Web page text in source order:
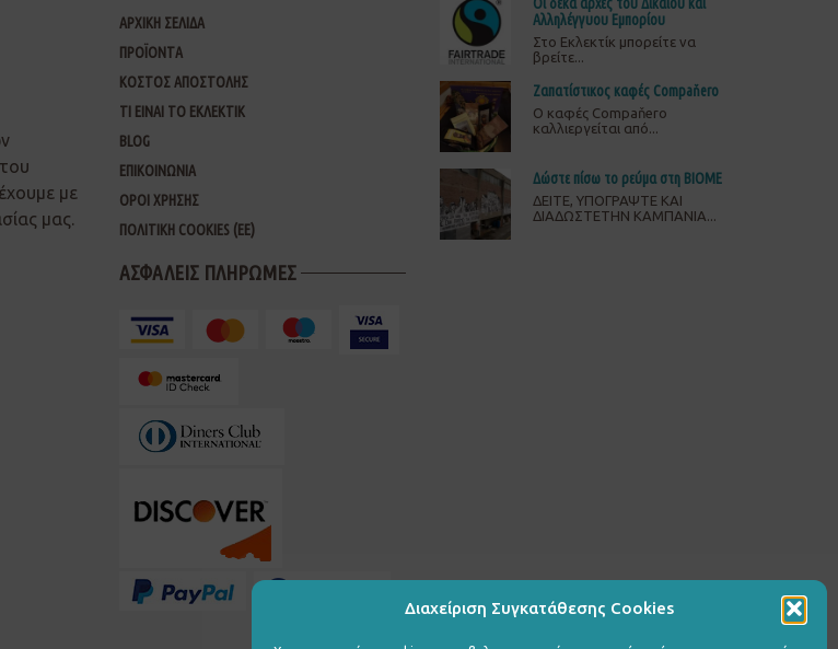
Διαχείριση Συγκατάθεσης Cookies
με
μας.
ΑΡΧΙΚΗ ΣΕΛΙΔΑ
ΠΡΟΪΟΝΤΑ
ΚΟΣΤΟΣ ΑΠΟΣΤΟΛΗΣ
ΤΙ ΕΙΝΑΙ ΤΟ ΕΚΛΕΚΤΙΚ
BLOG
ΕΠΙΚΟΙΝΩΝΙΑ
ΟΡΟΙ ΧΡΗΣΗΣ
ΠΟΛΙΤΙΚΗ COOKIES (ΕΕ)
ΑΣΦΑΛΕΙΣ ΠΛΗΡΩΜΕΣ
Αλληλέγγυου Εμπορίου
Στο Εκλεκτίκ μπορείτε να
βρείτε...
Ζαπατίστικος καφές Compaňero
O καφές Compaňero
καλλιεργείται από...
Δώστε πίσω το ρεύμα στη ΒΙΟΜΕ
ΔΕΙΤΕ, ΥΠΟΓΡΑΨΤΕ ΚΑΙ
ΔΙΑΔΩΣΤΕΤΗΝ ΚΑΜΠΑΝΙΑ...